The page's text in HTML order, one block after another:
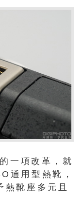
一項改革，就
通用型熱靴，
熱靴座多元且